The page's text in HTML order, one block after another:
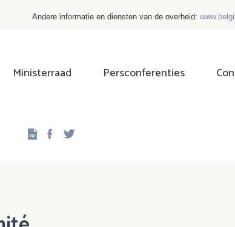
Andere informatie en diensten van de overheid:
Ministerraad Persconferenties
Facebook